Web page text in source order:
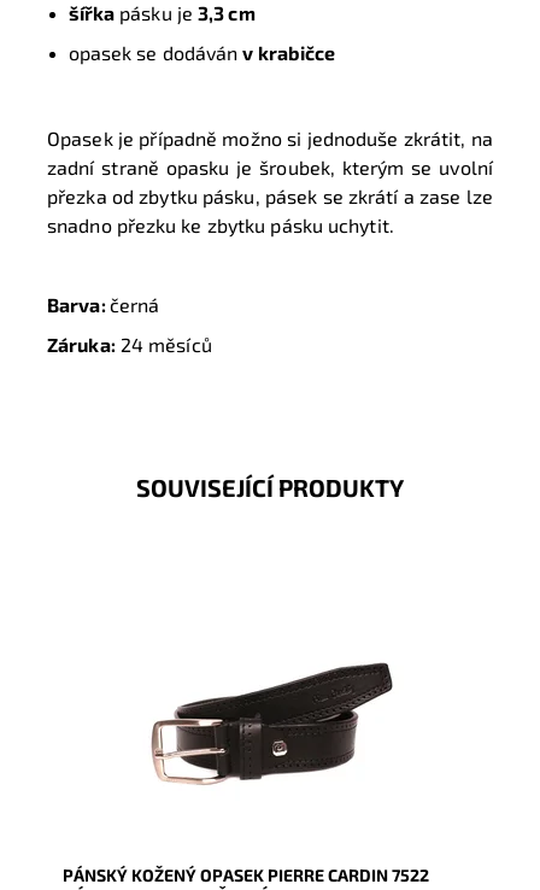
šířka pásku je3,3 cm
opasek se dodávánv krabičce
Opasek je případně možno si jednoduše zkrátit, na
zadní straně opasku je šroubek, kterým se uvolní
přezka od zbytku pásku, pásek se zkrátí a zase lze
snadno přezku ke zbytku pásku uchytit.
Barva:černá
Záruka:24 měsíců
SOUVISEJÍCÍ PRODUKTY
9535
Pierre Cardin
2 roky
PÁNSKÝ KOŽENÝ OPASEK PIERRE CARDIN 7522